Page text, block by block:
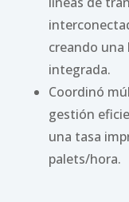
creando
integrada.
Coordinó
gestión
una tasa
palets/hora.